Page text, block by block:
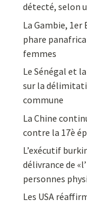
détecté, selon
La Gambie,
phare
femmes
Le Sénégal et
sur la
commune
La Chine
contre la 17è
L’exécutif
délivrance de
personnes
Les USA